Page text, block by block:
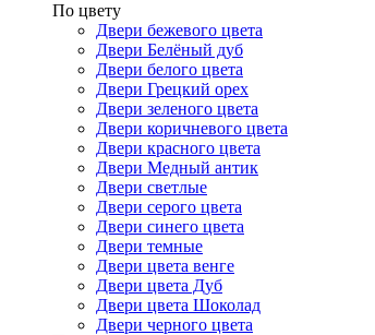
По цвету
Двери бежевого цвета
Двери Белёный дуб
Двери белого цвета
Двери Грецкий орех
Двери зеленого цвета
Двери коричневого цвета
Двери красного цвета
Двери Медный антик
Двери светлые
Двери серого цвета
Двери синего цвета
Двери темные
Двери цвета венге
Двери цвета Дуб
Двери цвета Шоколад
Двери черного цвета